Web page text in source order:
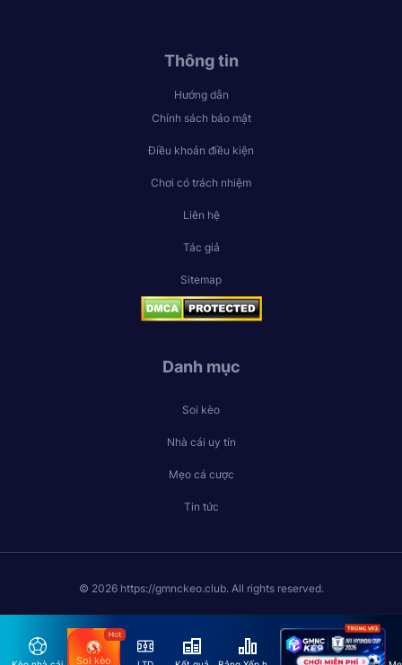
Soi kèo
Thông tin
Hướng dẫn
Chính sách bảo mật
Điều khoản điều kiện
Chơi có trách nhiệm
Liên hệ
Tác giả
Sitemap
Danh mục
Soi kèo
Nhà cái uy tín
Mẹo cá cược
Tin tức
© 2026 https://gmnckeo.club. All rights reserved.